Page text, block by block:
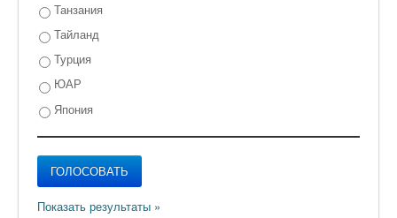
Танзания
Тайланд
Турция
ЮАР
Япония